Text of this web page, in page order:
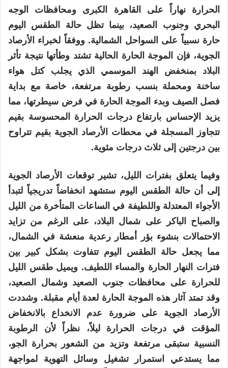
الحرارة نهاراً على القاهرة الكبرى ومحافظات الوجه
البحري وجنوب الصعيد، بينما تظل حالة الطقس اليوم
حارة نسبياً على السواحل الشمالية. ووفقاً لخبراء الأرصاد
الجوية، فإن الموجة الحارة الحالية تشتد وطأتها نتيجة تأثر
البلاد بمنخفض الهند الموسمي الذي يجلب كتل هواء
ساخنة ومحملة بنسب رطوبة مرتفعة، خاصة مع بداية
فصل الصيف وبدء الموجة الحارة في فرض سيطرتها، مما
يزيد الإحساس بارتفاع درجات الحرارة المحسوسة بقيم
تتجاوز المسجلة في محطات الأرصاد الجوية بقيم تتراوح
بين درجتين إلى ثلاث درجات مئوية.
وفيما يتعلق بفترات الليل، تشير توقعات الأرصاد الجوية
إلى أن حالة الطقس اليوم ستشهد انخفاضاً تدريجياً لتبدأ
الأجواء المعتدلة واللطيفة في الساعات المتأخرة من الليل
والصباح الباكر على شمال البلاد، على الرغم من تزايد
الاحتمالات بنشوء بؤر أمطار رعدية منعشة في الشمال،
مما يجعل حالة الطقس اليوم تتفاوت بشكل كبير بين
فترات النهار الحارة والمساء اللطيف. ويميل طقس الليل
للحرارة على محافظات جنوب الصعيد وشمال الصعيد،
وقد تمتد آثار هذه الموجة الحارة لعدة أيام مقبلة. وشددت
الأرصاد الجوية على ضرورة عدم الانخداع بالانخفاض
المؤقت في درجات الحرارة ليلاً، نظراً لأن الرطوبة
النسبية ستبقى مرتفعة وتزيد من الشعور بحرارة الجو،
مما يستدعي استمرار تشغيل وسائل التهوية لمواجهة